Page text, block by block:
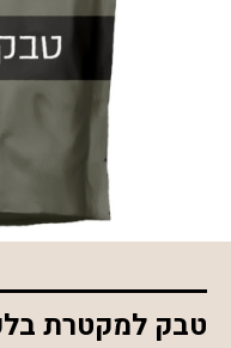
טבק למקטרת